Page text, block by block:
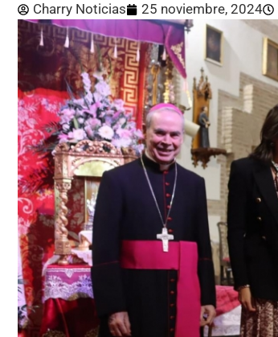
Charry Noticias
25 noviembre, 2024